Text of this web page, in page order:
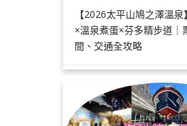
【2026太平山鳩之澤溫
×溫泉煮蛋×芬多精步道｜
間、交通全攻略